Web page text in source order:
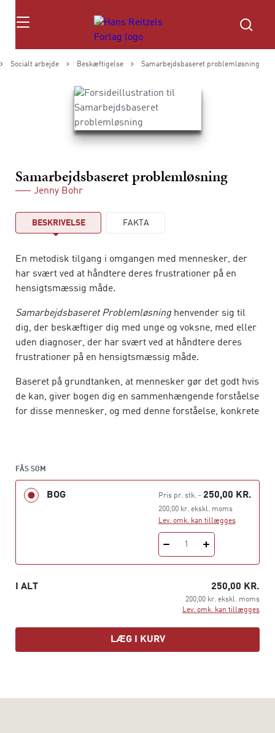
Søg
Socialt arbejde Beskæftigelse Samarbejdsbaseret problemløsning
Samarbejdsbaseret problemløsning
Jenny Bohr
BESKRIVELSE FAKTA
En metodisk tilgang i omgangen med mennesker, der
har svært ved at håndtere deres frustrationer på en
hensigtsmæssig måde.
Samarbejdsbaseret Problemløsning henvender sig til
dig, der beskæftiger dig med unge og voksne, med eller
uden diagnoser, der har svært ved at håndtere deres
frustrationer på en hensigtsmæssig måde.
Baseret på grundtanken, at mennesker gør det godt hvis
de kan, giver bogen dig en sammenhængende forståelse
for disse mennesker, og med denne forståelse, konkrete
arbejdssammenhæng.
Samarbejdsorienteret problemløsning tager sit
udspring i en dansk kontekst og forfatterens egne
erfaringer i arbejdet med en bred vifte af børn, unge og
voksne med adfærdsmæssige udfordringer.
På grund af sin praksisnære tilgang vil også pårørende
FÅS SOM
BOG Pris pr. stk.- 250,00 KR.
200,00 kr. ekskl. moms
Lev. omk. kan tillægges
1
I ALT 250,00 KR.
200,00 kr. ekskl. moms
Lev. omk. kan tillægges
LÆG I KURV